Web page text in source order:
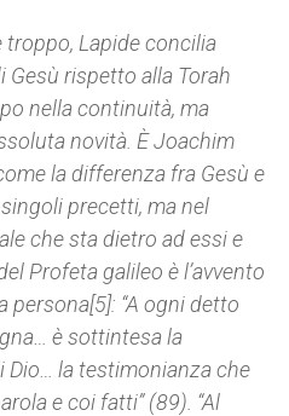
Lapide concilia
Gesù rispetto alla Torah
nella continuità, ma
novità. È Joachim
la differenza fra Gesù e
precetti, ma nel
che sta dietro ad essi e
Profeta galileo è l’avvento
persona[5]: “A ogni detto
è sottintesa la
Dio… la testimonianza che
e coi fatti” (89). “Al